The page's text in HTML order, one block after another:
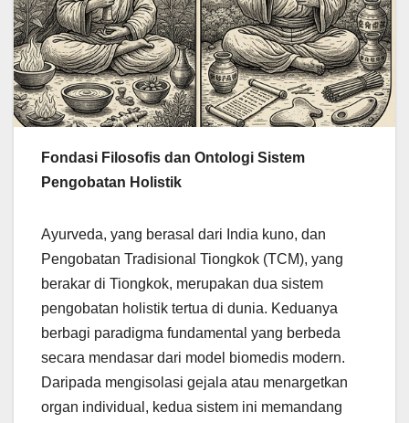
Fondasi Filosofis dan Ontologi Sistem
Pengobatan Holistik
Ayurveda, yang berasal dari India kuno, dan
Pengobatan Tradisional Tiongkok (TCM), yang
berakar di Tiongkok, merupakan dua sistem
pengobatan holistik tertua di dunia. Keduanya
berbagi paradigma fundamental yang berbeda
secara mendasar dari model biomedis modern.
Daripada mengisolasi gejala atau menargetkan
organ individual, kedua sistem ini memandang